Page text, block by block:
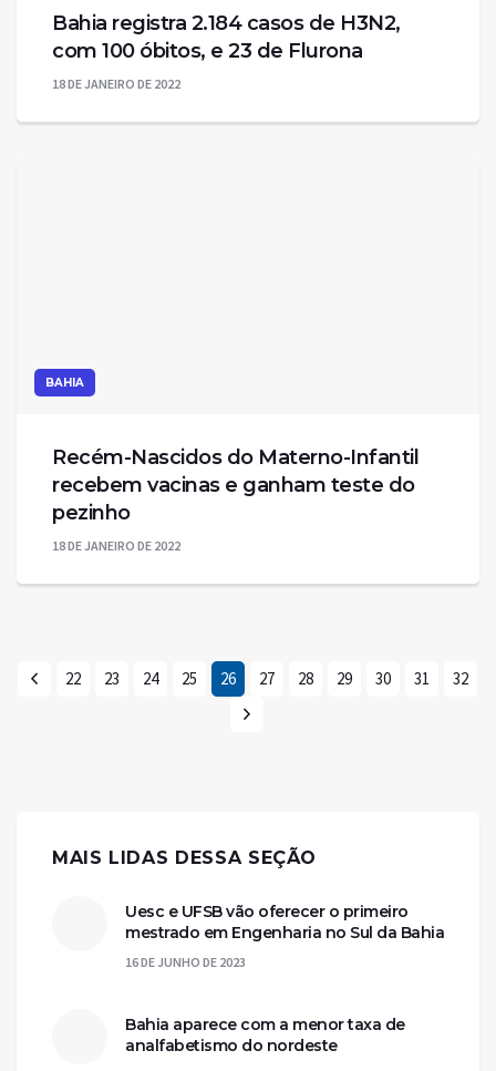
Bahia registra 2.184 casos de H3N2,
com 100 óbitos, e 23 de Flurona
18 DE JANEIRO DE 2022
BAHIA
Recém-Nascidos do Materno-Infantil
recebem vacinas e ganham teste do
pezinho
18 DE JANEIRO DE 2022
22 23 24 25 26 27 28 29 30 31 32
MAIS LIDAS DESSA SEÇÃO
Uesc e UFSB vão oferecer o primeiro
mestrado em Engenharia no Sul da Bahia
16 DE JUNHO DE 2023
Bahia aparece com a menor taxa de
analfabetismo do nordeste